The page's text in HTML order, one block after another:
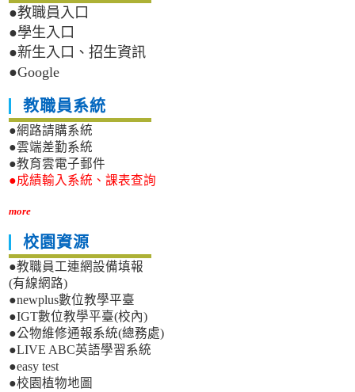
●教職員入口
●學生入口
●新生入口、招生資訊
●Google
教職員系統
●網路請購系統
●雲端差勤系統
●教育雲電子郵件
●成績輸入系統、課表查詢
more
校園資源
●教職員工連網設備填報
(有線網路)
●newplus數位教學平臺
●IGT數位教學平臺(校內)
●公物維修通報系統(總務處)
●LIVE ABC英語學習系統
●easy test
●校園植物地圖